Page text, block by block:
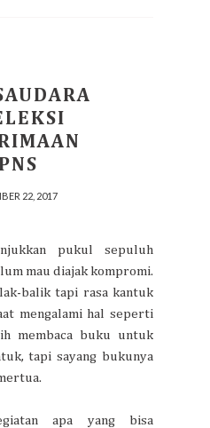
22, 2017
pukul sepuluh
mau diajak kompromi.
balik tapi rasa kantuk
mengalami hal seperti
membaca buku untuk
tapi sayang bukunya
apa yang bisa